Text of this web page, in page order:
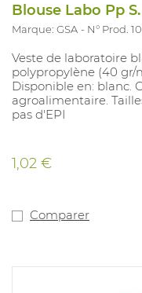
Blouse Labo Pp
Marque: GSA N° Prod.
Veste de laboratoire
polypropylène (40 gr/
Disponible en: blanc.
agroalimentaire.
pas d'EPI
1,02 €
Comparer